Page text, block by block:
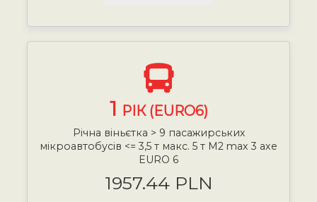
1 РІК (EURO6)
Річна віньєтка > 9 пасажирських
мікроавтобусів <= 3,5 т макс. 5 т М2 max 3 axe
EURO 6
1957.44 PLN